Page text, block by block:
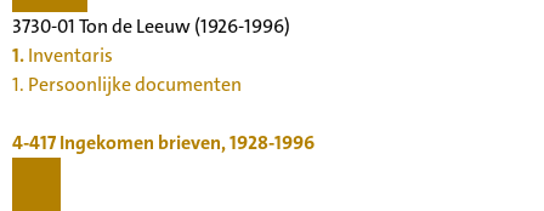
3730-01 Ton de Leeuw (1926-1996)
1.Inventaris
1. Persoonlijke documenten
4-417Ingekomen brieven, 1928-1996